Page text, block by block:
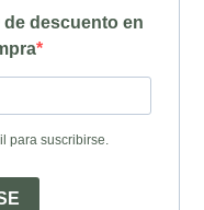
descuento en
para suscribirse.